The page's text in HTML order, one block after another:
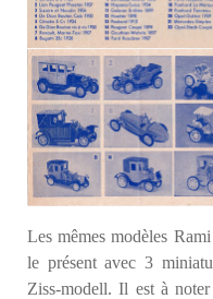
Les mêmes modèles
le présent avec 3
Ziss-modell. Il est à